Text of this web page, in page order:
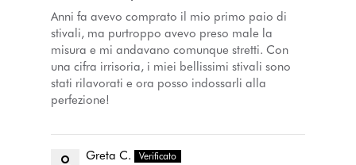
Anni fa avevo comprato il mio primo paio di
stivali, ma purtroppo avevo preso male la
misura e mi andavano comunque stretti. Con
una cifra irrisoria, i miei bellissimi stivali sono
stati rilavorati e ora posso indossarli alla
perfezione!
Greta C.